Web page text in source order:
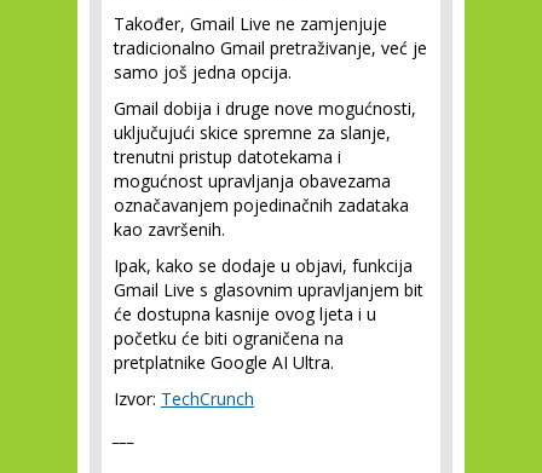
Također, Gmail Live ne zamjenjuje
tradicionalno Gmail pretraživanje, već je
samo još jedna opcija.
Gmail dobija i druge nove mogućnosti,
uključujući skice spremne za slanje,
trenutni pristup datotekama i
mogućnost upravljanja obavezama
označavanjem pojedinačnih zadataka
kao završenih.
Ipak, kako se dodaje u objavi, funkcija
Gmail Live s glasovnim upravljanjem bit
će dostupna kasnije ovog ljeta i u
početku će biti ograničena na
pretplatnike Google AI Ultra.
Izvor: TechCrunch